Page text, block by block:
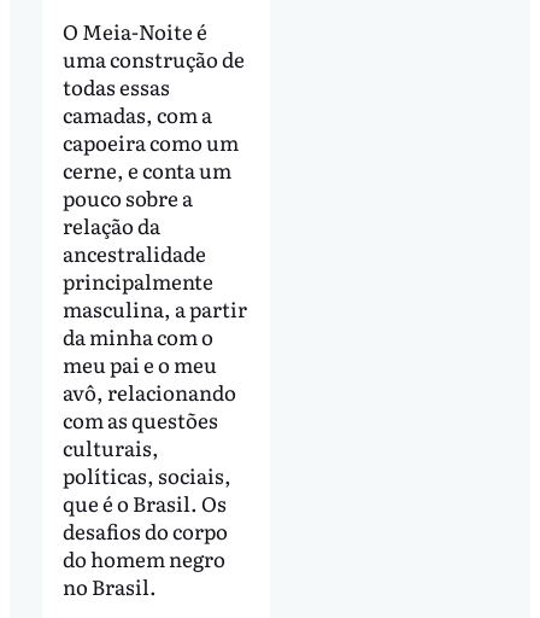
O Meia-Noite é
uma construção de
todas essas
camadas, com a
capoeira como um
cerne, e conta um
pouco sobre a
relação da
ancestralidade
principalmente
masculina, a partir
da minha com o
meu pai e o meu
avô, relacionando
com as questões
culturais,
políticas, sociais,
que é o Brasil. Os
desafios do corpo
do homem negro
no Brasil.